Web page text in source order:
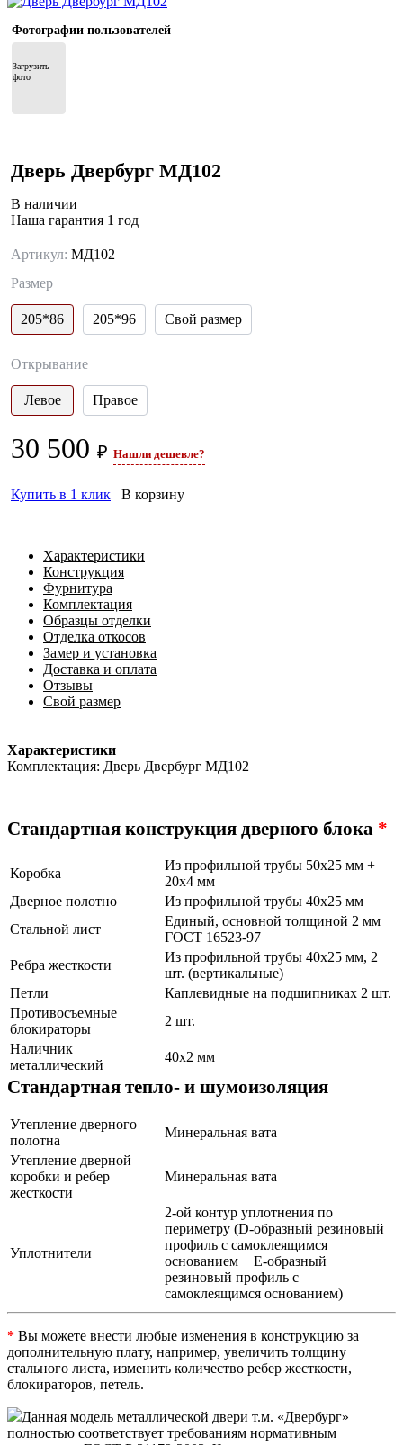
Фотографии пользователей
Загрузить
фото
Дверь Двербург МД102
В наличии
Наша гарантия 1 год
Артикул: МД102
Размер
205*86 205*96 Свой размер
Открывание
Левое Правое
30 500 ₽ Нашли дешевле?
Купить в 1 клик В корзину
Характеристики
Конструкция
Фурнитура
Комплектация
Образцы отделки
Отделка откосов
Замер и установка
Доставка и оплата
Отзывы
Свой размер
Характеристики
Комплектация: Дверь Двербург МД102
Стандартная конструкция дверного блока *
Коробка
Из профильной трубы 50х25 мм +
20х4 мм
Дверное полотно
Из профильной трубы 40х25 мм
Стальной лист
Единый, основной толщиной 2 мм
ГОСТ 16523-97
Ребра жесткости
Из профильной трубы 40х25 мм, 2
шт. (вертикальные)
Петли
Каплевидные на подшипниках 2 шт.
Противосъемные
блокираторы
2 шт.
Наличник
металлический
40х2 мм
Стандартная тепло- и шумоизоляция
Утепление дверного
полотна
Минеральная вата
Утепление дверной
коробки и ребер
жесткости
Минеральная вата
Уплотнители
2-ой контур уплотнения по
периметру (D-образный резиновый
профиль с самоклеящимся
основанием + Е-образный
резиновый профиль с
самоклеящимся основанием)
* Вы можете внести любые изменения в конструкцию за
дополнительную плату, например, увеличить толщину
стального листа, изменить количество ребер жесткости,
блокираторов, петель.
Данная модель металлической двери т.м. «Двербург»
полностью соответствует требованиям нормативным